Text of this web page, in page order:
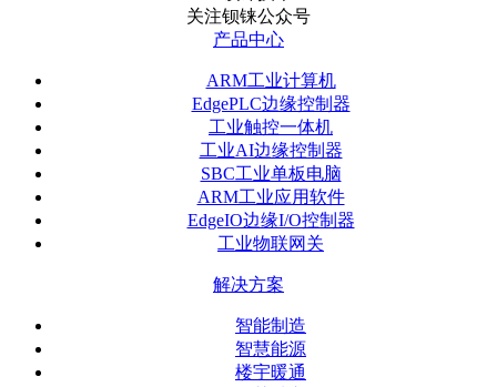
关注钡铼公众号
产品中心
ARM工业计算机
EdgePLC边缘控制器
工业触控一体机
工业AI边缘控制器
SBC工业单板电脑
ARM工业应用软件
EdgeIO边缘I/O控制器
工业物联网关
解决方案
智能制造
智慧能源
楼宇暖通